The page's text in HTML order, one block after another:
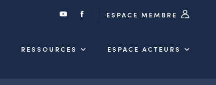
ESPACE MEMBRE
RESSOURCES ESPACE ACTEURS